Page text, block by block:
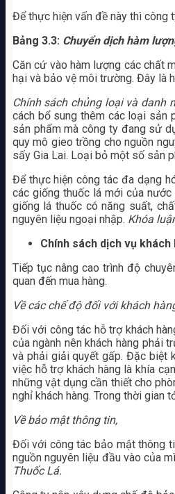
Để thực hiện vấn đề này thì công
Bảng 3.3: Chuyển dịch hàm
Căn cứ vào hàm lượng các chất
hại và bảo vệ môi trường. Đây là
Chính sách chủng loại và danh
cách bổ sung thêm các loại sản
sản phẩm mà công ty đang sử
quy mô gieo trồng cho nguồn
sấy Gia Lai. Loại bỏ một số sản
Để thực hiện công tác đa dạng
các giống thuốc lá mới của
giống lá thuốc có năng suất,
nguyên liệu ngoại nhập. Khóa
Chính sách dịch vụ khách
Tiếp tục nâng cao trình độ
quan đến mua hàng.
Về các chế độ đối với khách
Đối với công tác hỗ trợ khách
của ngành nên khách hàng phải
và phải giải quyết gấp. Đặc biệt
việc hỗ trợ khách hàng là khía
những vật dụng cần thiết cho
nghỉ khách hàng. Trong thời gian
Về bảo mật thông tin,
Đối với công tác bảo mật thông
nguồn nguyên liệu đầu vào của
Thuốc Lá.